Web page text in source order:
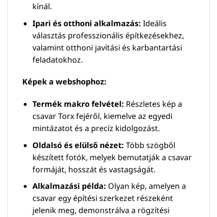
kínál.
Ipari és otthoni alkalmazás: Ideális
választás professzionális építkezésekhez,
valamint otthoni javítási és karbantartási
feladatokhoz.
Képek a webshophoz:
Termék makro felvétel: Részletes kép a
csavar Torx fejéről, kiemelve az egyedi
mintázatot és a precíz kidolgozást.
Oldalsó és elülső nézet: Több szögből
készített fotók, melyek bemutatják a csavar
formáját, hosszát és vastagságát.
Alkalmazási példa: Olyan kép, amelyen a
csavar egy építési szerkezet részeként
jelenik meg, demonstrálva a rögzítési